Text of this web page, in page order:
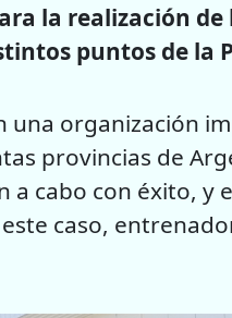
la realización de
puntos de la
organización
provincias de
a cabo con éxito,
caso,